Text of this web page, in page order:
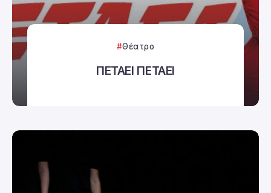
Θέατρο
ΠΕΤΑΕΙ ΠΕΤΑΕΙ